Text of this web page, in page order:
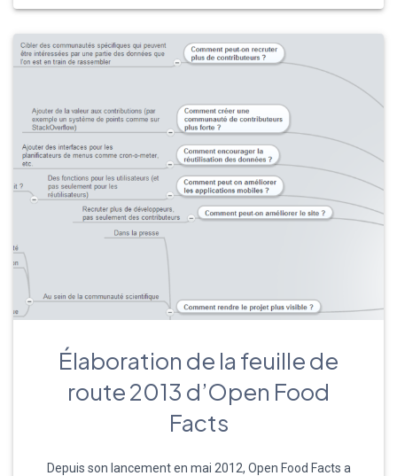
Élaboration de la feuille de
route 2013 d’Open Food
Facts
Depuis son lancement en mai 2012, Open Food Facts a